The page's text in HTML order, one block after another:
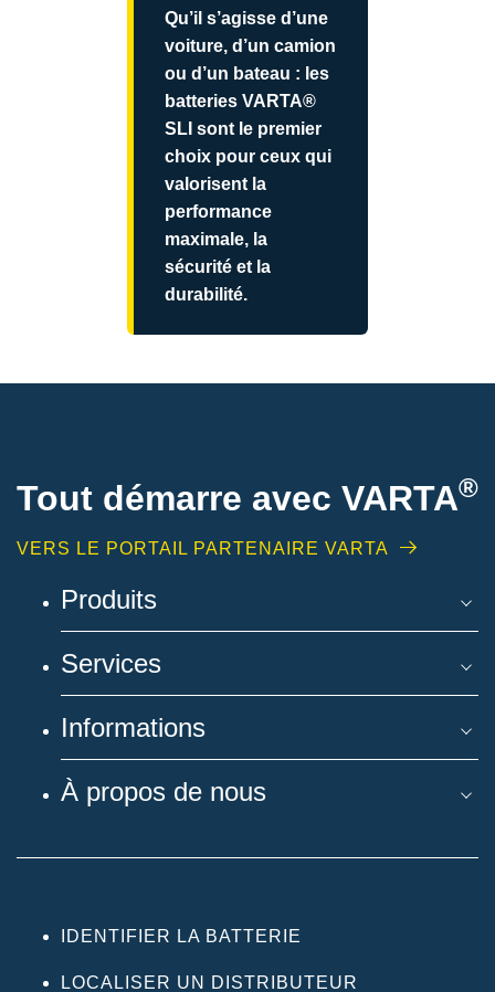
Qu’il s’agisse d’une
voiture, d’un camion
ou d’un bateau : les
batteries VARTA®
SLI sont le premier
choix pour ceux qui
valorisent la
performance
maximale, la
sécurité et la
durabilité.
Tout démarre avec VARTA®
VERS LE PORTAIL PARTENAIRE VARTA
Produits
Services
Informations
À propos de nous
IDENTIFIER LA BATTERIE
LOCALISER UN DISTRIBUTEUR